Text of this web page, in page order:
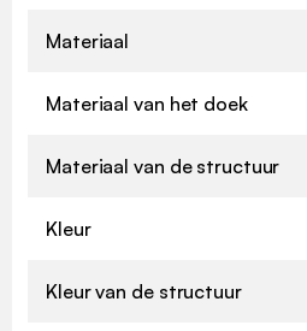
Materiaal
Materiaal van het doek
Materiaal van de structuur
Kleur
Kleur van de structuur